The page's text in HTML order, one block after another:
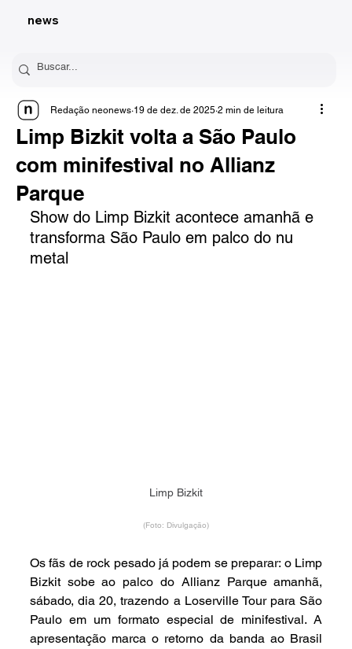
news
Limp Bizkit volta a São Paulo
com minifestival no Allianz
Parque
Redação neonews 19 de dez. de 2025 2 min de leitura
Show do Limp Bizkit acontece amanhã e
transforma São Paulo em palco do nu
metal
Limp Bizkit
(Foto: Divulgação)
Os fãs de rock pesado já podem se preparar: o Limp
Bizkit sobe ao palco do Allianz Parque amanhã,
sábado, dia 20, trazendo a Loserville Tour para São
Paulo em um formato especial de minifestival. A
apresentação marca o retorno da banda ao Brasil